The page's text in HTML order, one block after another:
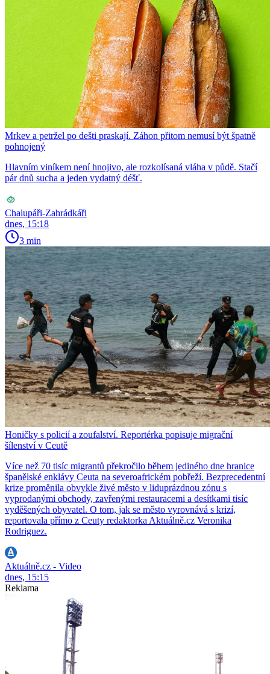
Mrkev a petržel po dešti praskají. Záhon přitom nemusí být špatně
pohnojený
Hlavním viníkem není hnojivo, ale rozkolísaná vláha v půdě. Stačí
pár dnů sucha a jeden vydatný déšť.
Chalupáři-Zahrádkáři
dnes, 15:18
3 min
Honičky s policií a zoufalství. Reportérka popisuje migrační
šílenství v Ceutě
Více než 70 tisíc migrantů překročilo během jediného dne hranice
španělské enklávy Ceuta na severoafrickém pobřeží. Bezprecedentní
krize proměnila obvykle živé město v liduprázdnou zónu s
vyprodanými obchody, zavřenými restauracemi a desítkami tisíc
vyděšených obyvatel. O tom, jak se město vyrovnává s krizí,
reportovala přímo z Ceuty redaktorka Aktuálně.cz Veronika
Rodriguez.
Aktuálně.cz - Video
dnes, 15:15
Reklama